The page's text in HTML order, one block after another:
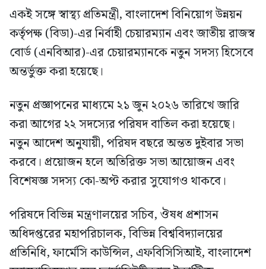
একই সঙ্গে স্বাস্থ্য প্রতিমন্ত্রী, বাংলাদেশ বিনিয়োগ উন্নয়ন
কর্তৃপক্ষ (বিডা)-এর নির্বাহী চেয়ারম্যান এবং জাতীয় রাজস্ব
বোর্ড (এনবিআর)-এর চেয়ারম্যানকে নতুন সদস্য হিসেবে
অন্তর্ভুক্ত করা হয়েছে।
নতুন প্রজ্ঞাপনের মাধ্যমে ২১ জুন ২০২৬ তারিখে জারি
করা আগের ২২ সদস্যের পরিষদ বাতিল করা হয়েছে।
নতুন আদেশ অনুযায়ী, পরিষদ বছরে অন্তত দুইবার সভা
করবে। প্রয়োজন হলে অতিরিক্ত সভা আয়োজন এবং
বিশেষজ্ঞ সদস্য কো-অপ্ট করার সুযোগও থাকবে।
পরিষদে বিভিন্ন মন্ত্রণালয়ের সচিব, ঔষধ প্রশাসন
অধিদপ্তরের মহাপরিচালক, বিভিন্ন বিশ্ববিদ্যালয়ের
প্রতিনিধি, ফার্মেসি কাউন্সিল, এফবিসিসিআই, বাংলাদেশ